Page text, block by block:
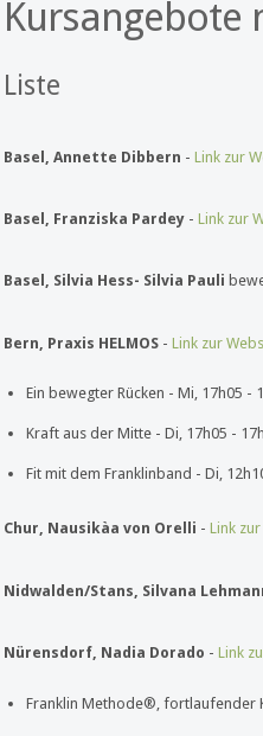
Kursangebote
Liste
Basel, Annette Dibbern - Link zur
Basel, Franziska Pardey - Link zur
Basel, Silvia Hess- Silvia Pauli
Bern, Praxis HELMOS - Link zur
Ein bewegter Rücken - Mi, 17h05 -
Kraft aus der Mitte - Di, 17h05 -
Fit mit dem Franklinband - Di,
Chur, Nausikàa von Orelli - Link
Nidwalden/Stans, Silvana
Nürensdorf, Nadia Dorado - Link
Franklin Methode®, fortlaufender